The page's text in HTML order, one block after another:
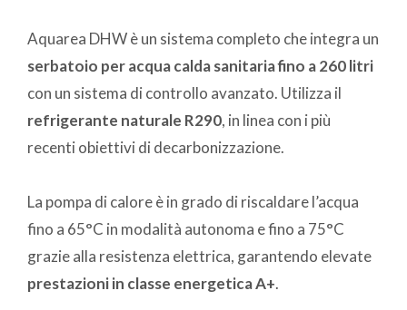
Aquarea DHW è un sistema completo che integra un
serbatoio per acqua calda sanitaria fino a 260 litri
con un sistema di controllo avanzato. Utilizza il
refrigerante naturale R290, in linea con i più
recenti obiettivi di decarbonizzazione.
La pompa di calore è in grado di riscaldare l’acqua
fino a 65°C in modalità autonoma e fino a 75°C
grazie alla resistenza elettrica, garantendo elevate
prestazioni in classe energetica A+.